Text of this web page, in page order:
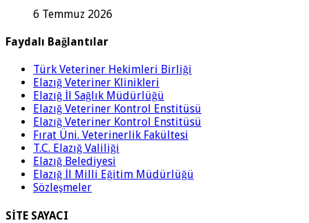
6 Temmuz 2026
Faydalı Bağlantılar
Türk Veteriner Hekimleri Birliği
Elazığ Veteriner Klinikleri
Elazığ İl Sağlık Müdürlüğü
Elazığ Veteriner Kontrol Enstitüsü
Elazığ Veteriner Kontrol Enstitüsü
Fırat Üni. Veterinerlik Fakültesi
T.C. Elazığ Valiliği
Elazığ Belediyesi
Elazığ İl Milli Eğitim Müdürlüğü
Sözleşmeler
SİTE SAYACI